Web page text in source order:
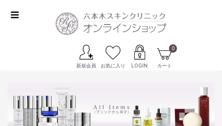
新規会員 お気に入り LOGIN
0
カート